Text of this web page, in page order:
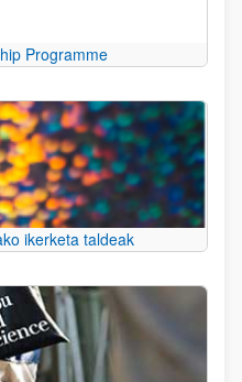
Programme
ikerketa taldeak